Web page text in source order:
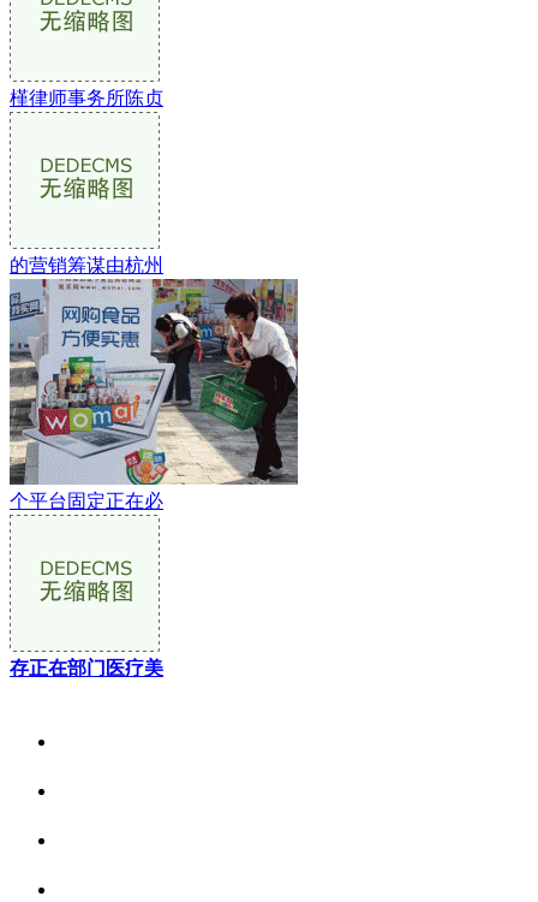
槿律师事务所陈贞
的营销筹谋由杭州
个平台固定正在必
存正在部门医疗美